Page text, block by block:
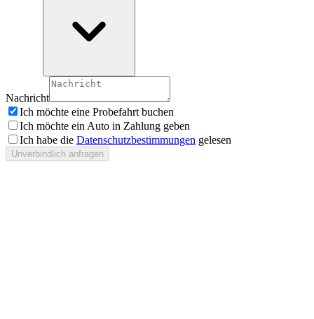
Nachricht
Ich möchte eine Probefahrt buchen
Ich möchte ein Auto in Zahlung geben
Ich habe die Datenschutzbestimmungen gelesen
Unverbindlich anfragen